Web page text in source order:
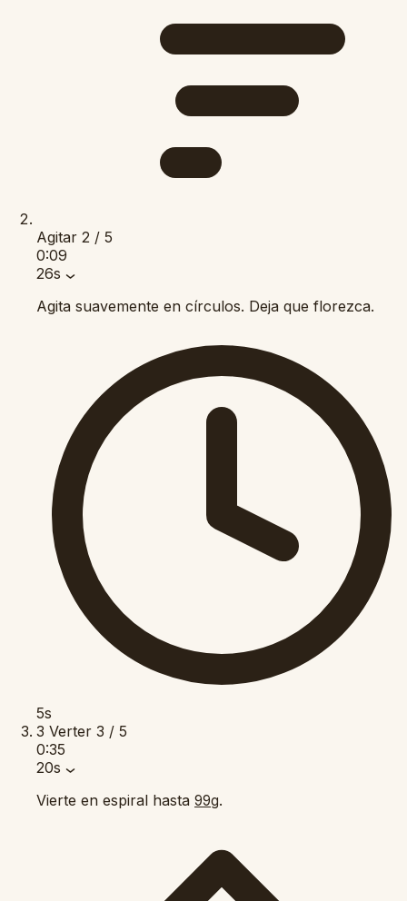
Agitar 2 / 5
0:09
26s
Agita suavemente en círculos. Deja que florezca.
5s
3 Verter 3 / 5
0:35
20s
Vierte en espiral hasta 99g.